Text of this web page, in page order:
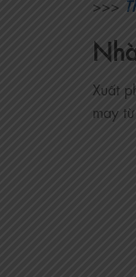
>>>
Xuất
may